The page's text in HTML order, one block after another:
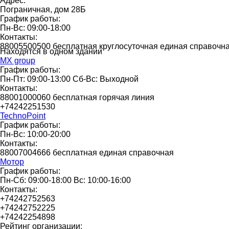
Пограничная, дом 28Б
График работы:
Пн-Вс: 09:00-18:00
Контакты:
88005500500 бесплатная круглосуточная единая
Находятся в одном здании
MX group
График работы:
Пн-Пт: 09:00-13:00 Сб-Вс: Выходной
Контакты:
88001000060 бесплатная горячая линия
+74242251530
TechnoPoint
График работы:
Пн-Вс: 10:00-20:00
Контакты:
88007004666 бесплатная единая справочная
Мотор
График работы:
Пн-Сб: 09:00-18:00 Вс: 10:00-16:00
Контакты:
+74242752563
+74242752225
+74242254898
Рейтинг организации: